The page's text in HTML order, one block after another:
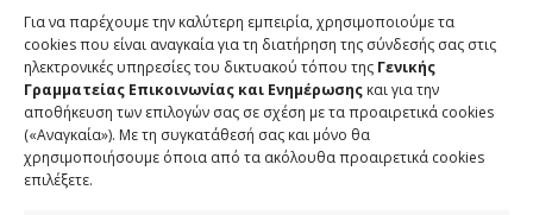
Για να παρέχουμε την καλύτερη εμπειρία, χρησιμοποιούμε τα
cookies που είναι αναγκαία για τη διατήρηση της σύνδεσής σας στις
ηλεκτρονικές υπηρεσίες του δικτυακού τόπου της Γενικής
Γραμματείας Επικοινωνίας και Ενημέρωσης και για την
αποθήκευση των επιλογών σας σε σχέση με τα προαιρετικά cookies
(«Αναγκαία»). Με τη συγκατάθεσή σας και μόνο θα
χρησιμοποιήσουμε όποια από τα ακόλουθα προαιρετικά cookies
επιλέξετε.
ΣΧΕΤΙΚΑ ΑΡΘΡΑ